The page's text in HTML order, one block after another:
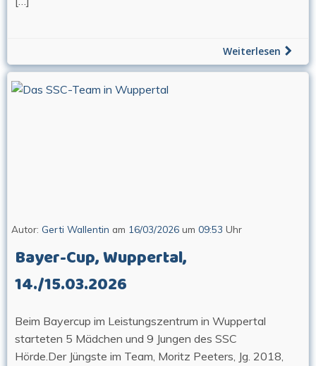
Weiterlesen
Autor: Gerti Wallentin am 16/03/2026 um 09:53 Uhr
Bayer-Cup, Wuppertal,
14./15.03.2026
Beim Bayercup im Leistungszentrum in Wuppertal
starteten 5 Mädchen und 9 Jungen des SSC
Hörde.Der Jüngste im Team, Moritz Peeters, Jg. 2018,